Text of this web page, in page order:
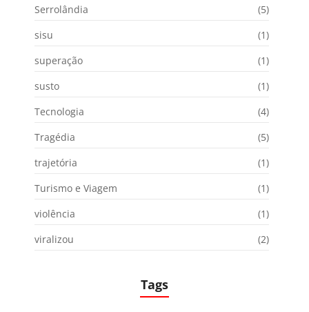
Serrolândia
(5)
sisu
(1)
superação
(1)
susto
(1)
Tecnologia
(4)
Tragédia
(5)
trajetória
(1)
Turismo e Viagem
(1)
violência
(1)
viralizou
(2)
Tags